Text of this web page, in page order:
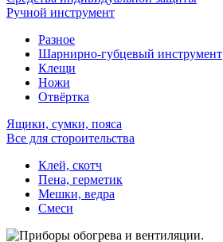
Ручной инструмент
Разное
Шарнирно-губцевый инструмент
Клещи
Ножи
Отвёртка
Ящики, сумки, пояса
Все для стороительства
Клей, скотч
Пена, герметик
Мешки, ведра
Смеси